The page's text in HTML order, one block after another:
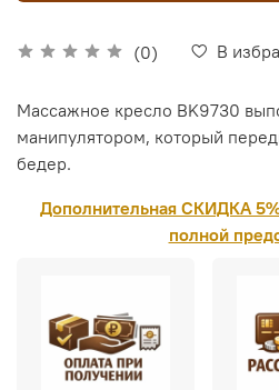
(0) В
Массажное кресло BK9730
манипулятором, который
бедер.
Дополнительная СКИДКА
полной